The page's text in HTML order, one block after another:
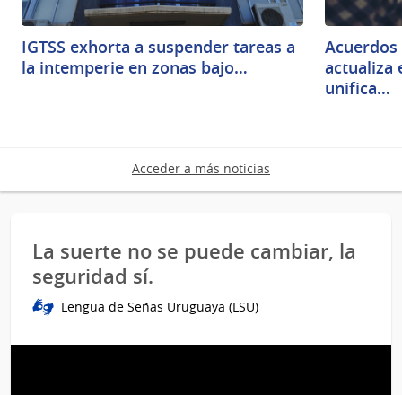
IGTSS exhorta a suspender tareas a
la intemperie en zonas bajo…
actualiza
unifica…
Acceder a más noticias
La suerte no se puede cambiar, la
seguridad sí.
Lengua de Señas Uruguaya (LSU)